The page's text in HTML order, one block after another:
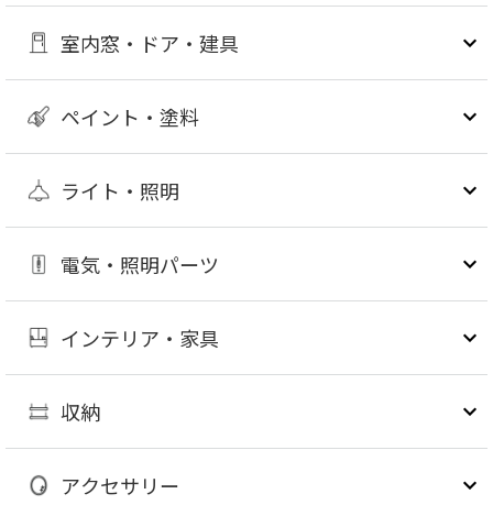
室内窓・ドア・建具
ペイント・塗料
ライト・照明
電気・照明パーツ
インテリア・家具
収納
アクセサリー